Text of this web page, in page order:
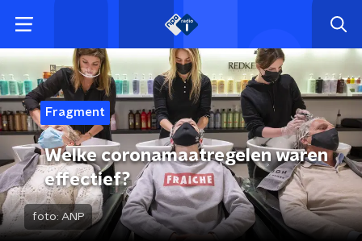
Fragment
Welke coronamaatregelen waren
effectief?
foto: ANP